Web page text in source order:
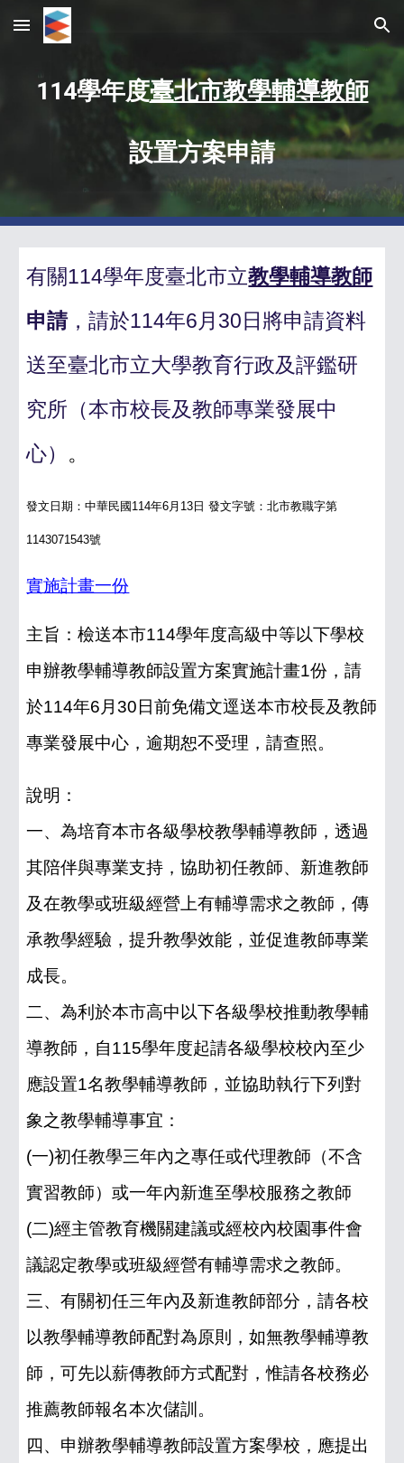
Skip to main content Skip to navigation
114學年度臺北市教學輔導教師
設置方案申請
有關114學年度臺北市立教學輔導教師
申請，請於114年6月 30日將申請資料
送至臺北市立大學教育行政及評鑑研
究所 （本市校長及教師專業發展中
心） 。
發文日期：中華民國114年6月13日 發文字號：北市教職字第
1143071543號
實施計畫一份
主旨：檢送本市114學年度高級中等以下學校
申辦教學輔導教師設置方案實施計畫1份，請
於114年6月30日前免備文逕送本市校長及教師
專業發展中心，逾期恕不受理，請查照。
說明：
一、為培育本市各級學校教學輔導教師，透過
其陪伴與專業支持，協助初任教師、新進教師
及在教學或班級經營上有輔導需求之教師，傳
承教學經驗，提升教學效能，並促進教師專業
成長。
二、為利於本市高中以下各級學校推動教學輔
導教師，自115學年度起請各級學校校內至少
應設置1名教學輔導教師，並協助執行下列對
象之教學輔導事宜：
(一)初任教學三年內之專任或代理教師（不含
實習教師）或一年內新進至學校服務之教師
(二)經主管教育機關建議或經校內校園事件會
議認定教學或班級經營有輔導需求之教師。
三、有關初任三年內及新進教師部分，請各校
以教學輔導教師配對為原則，如無教學輔導教
師，可先以薪傳教師方式配對，惟請各校務必
推薦教師報名本次儲訓。
四、申辦教學輔導教師設置方案學校，應提出